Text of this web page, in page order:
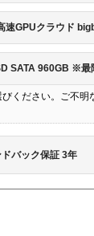
速GPUクラウド
SATA 960GB ※最
ください。ご不
バック保証 3年